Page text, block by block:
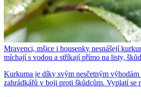
Mravenci, mšice i housenky nesnášejí
míchají s vodou a stříkají přímo na listy,
Kurkuma je díky svým nesčetným výhodám
zahrádkářů v boji proti škůdcům. Vyplatí se